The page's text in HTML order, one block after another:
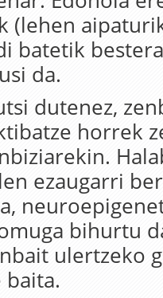
(lehen
batetik
da.
dutenez,
horrek
ezaugarri
bihurtu
ulertzeko
baita.